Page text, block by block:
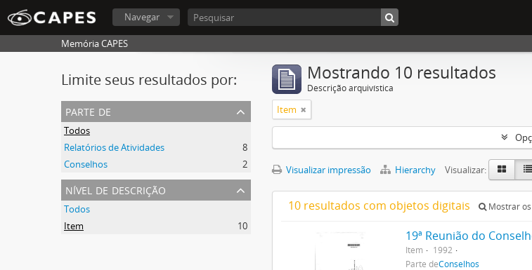
Navegar
Memória CAPES
Limite seus resultados por:
parte de
Todos
Relatórios de Atividades
8
Conselhos
2
nível de descrição
Todos
Item
10
Mostrando 10 resultados
Descrição arquivística
Item
Visualizar impressão Hierarchy Visualizar:
10 resultados com objetos digitais Mostrar
19ª Reunião do
Item
1992
Parte deConselhos